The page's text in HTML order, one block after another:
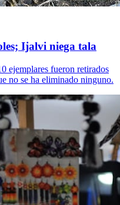
Ijalvi niega tala
ejemplares fueron retirados
no se ha eliminado ninguno.